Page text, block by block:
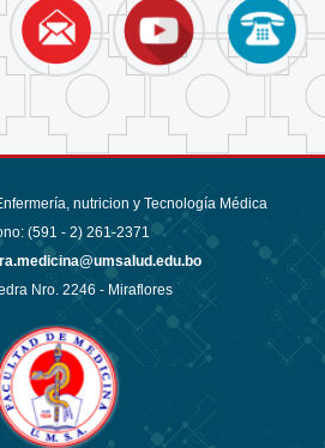
nutricion y Tecnología Médica
(591 - 2) 261-2371
Nro. 2246 - Miraflores